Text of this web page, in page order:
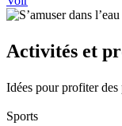
Activités et
Idées pour profiter des
Sports